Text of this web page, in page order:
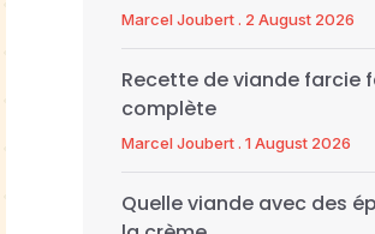
Marcel Joubert 2 August 2026
Recette de viande farcie
complète
Marcel Joubert 1 August 2026
Quelle viande avec des